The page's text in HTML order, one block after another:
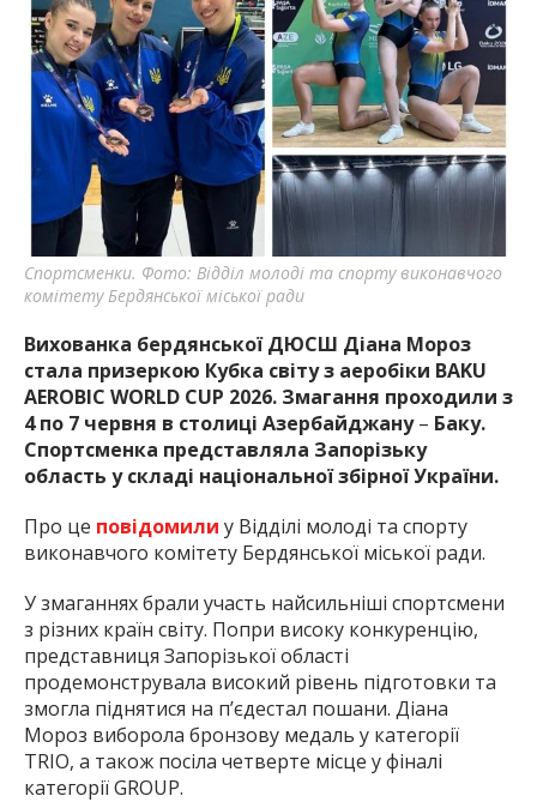
найважливішу інформацію про події
міста Запоріжжя та області.
Спортсменки. Фото: Відділ молоді та спорту виконавчого
комітету Бердянської міської ради
Вихованка бердянської ДЮСШ Діана Мороз
стала призеркою Кубка світу з аеробіки BAKU
AEROBIC WORLD CUP 2026. Змагання проходили з
4 по 7 червня в столиці Азербайджану– Баку.
Спортсменка представляла Запорізьку
область у складі національної збірної України.
Про це повідомили у Відділі молоді та спорту
виконавчого комітету Бердянської міської ради.
У змаганнях брали участь найсильніші спортсмени
з різних країн світу. Попри високу конкуренцію,
представниця Запорізької області
продемонструвала високий рівень підготовки та
змогла піднятися на п’єдестал пошани. Діана
Мороз виборола бронзову медаль у категорії
TRIO, а також посіла четверте місце у фіналі
категорії GROUP.